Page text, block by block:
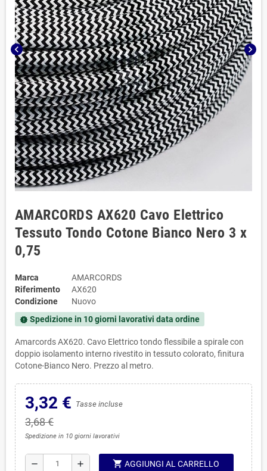
chevron_left chevron_right
AMARCORDS AX620 Cavo Elettrico
Tessuto Tondo Cotone Bianco Nero 3 x
0,75
Marca
AMARCORDS
Riferimento
AX620
Condizione
Nuovo
new_releases Spedizione in 10 giorni lavorativi data ordine
Amarcords AX620. Cavo Elettrico tondo flessibile a spirale con
doppio isolamento interno rivestito in tessuto colorato, finitura
Cotone-Bianco Nero. Prezzo al metro.
3,32 € Tasse incluse
3,68 €
Spedizione in 10 giorni lavorativi
remove add shopping_cart AGGIUNGI AL CARRELLO